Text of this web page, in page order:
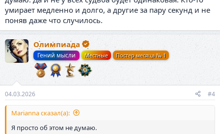
умирает медленно и долго, а другие за пару секунд и не
поняв даже что случилось.
Олимпиада
Гений мысли Местные Постер месяца № 1
04.03.2026 #4
Marianna сказал(а):
Я просто об этом не думаю.